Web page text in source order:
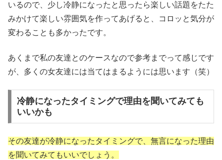
いるので、少し冷静になったと思ったら楽しい話題をたた
みかけて楽しい雰囲気を作ってあげると、コロッと気分が
変わることも多かったです。
あくまで私の友達とのケースなので参考までって感じです
が、多くの女友達には当てはまるようには思います（笑）
冷静になったタイミングで理由を聞いてみても
いいかも
その友達が冷静になったタイミングで、無言になった理由
を聞いてみてもいいでしょう。